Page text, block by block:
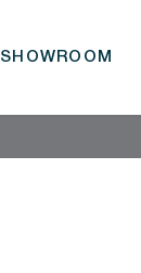
SHOWROOM